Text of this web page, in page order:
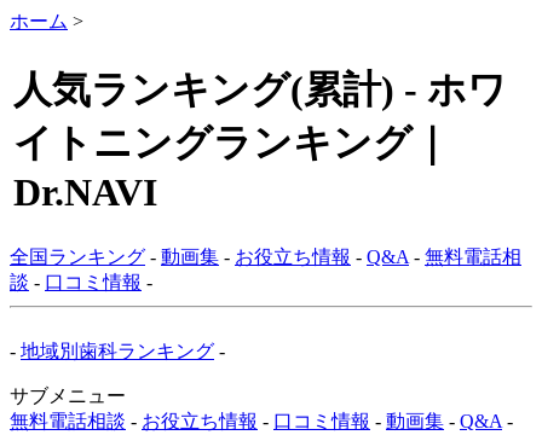
ホーム >
人気ランキング(累計) - ホワ
イトニングランキング｜
Dr.NAVI
全国ランキング - 動画集 - お役立ち情報 - Q&A - 無料電話相
談 - 口コミ情報 -
- 地域別歯科ランキング -
サブメニュー
無料電話相談 - お役立ち情報 - 口コミ情報 - 動画集 - Q&A -